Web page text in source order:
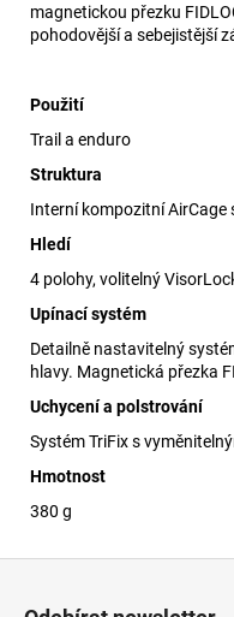
magnetickou přezku
pohodovější a sebejistější
Použití
Trail a enduro
Struktura
Interní kompozitní AirCage
Hledí
4 polohy, volitelný
Upínací systém
Detailně nastavitelný
hlavy. Magnetická přezka
Uchycení a polstrování
Systém TriFix s
Hmotnost
380 g